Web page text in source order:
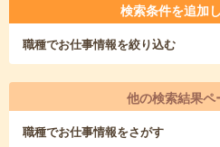
検索条件を追加
職種でお仕事情報を絞り込む
他の検索結果ペ
職種でお仕事情報をさがす